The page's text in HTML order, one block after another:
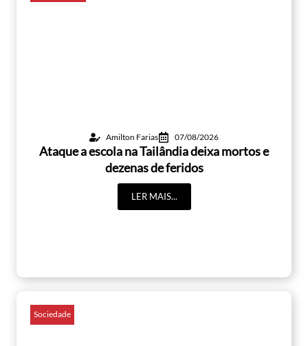
Amilton Farias 07/08/2026
Ataque a escola na Tailândia deixa mortos e
dezenas de feridos
LER MAIS...
Sociedade